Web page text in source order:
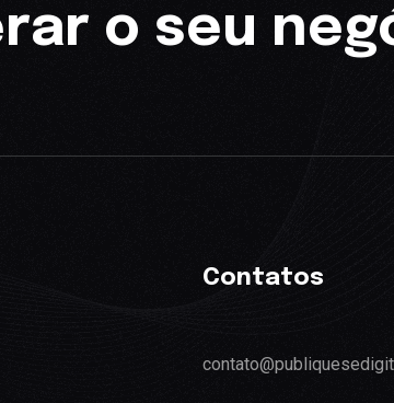
o seu
Contatos